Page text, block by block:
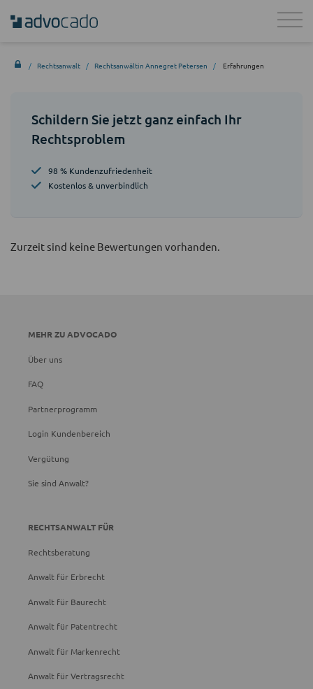
Rechtsanwalt Rechtsanwältin Annegret Petersen Erfahrungen
Schildern Sie jetzt ganz einfach Ihr
Rechtsproblem
98 % Kundenzufriedenheit
Kostenlos & unverbindlich
Zurzeit sind keine Bewertungen vorhanden.
MEHR ZU ADVOCADO
Über uns
FAQ
Partnerprogramm
Login Kundenbereich
Vergütung
Sie sind Anwalt?
RECHTSANWALT FÜR
Rechtsberatung
Anwalt für Erbrecht
Anwalt für Baurecht
Anwalt für Patentrecht
Anwalt für Markenrecht
Anwalt für Vertragsrecht